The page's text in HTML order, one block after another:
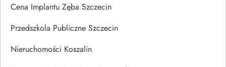
Cena Implantu Zęba Szczecin
Przedszkola Publiczne Szczecin
Nieruchomości Koszalin